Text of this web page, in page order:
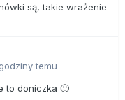
są, takie wrażenie
temu
to doniczka 🙂